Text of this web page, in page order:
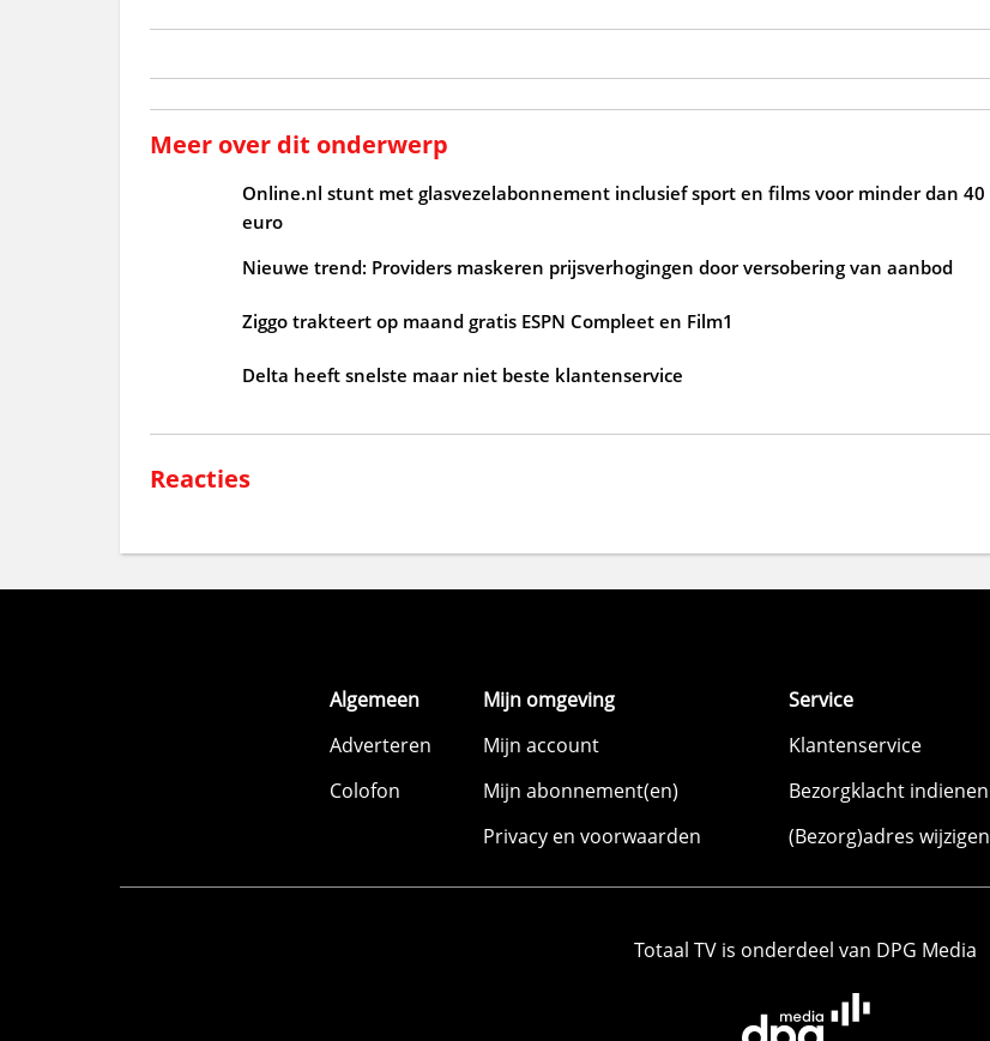
Meer over dit onderwerp
Online.nl stunt met glasvezelabonnement inclusief sport en films voor minder dan 40
euro
Nieuwe trend: Providers maskeren prijsverhogingen door versobering van aanbod
Ziggo trakteert op maand gratis ESPN Compleet en Film1
Delta heeft snelste maar niet beste klantenservice
Reacties
Algemeen
Adverteren
Colofon
Mijn omgeving
Mijn account
Mijn abonnement(en)
Privacy en voorwaarden
Service
Klantenservice
Bezorgklacht indienen
(Bezorg)adres wijzigen
Totaal TV is onderdeel van DPG Media